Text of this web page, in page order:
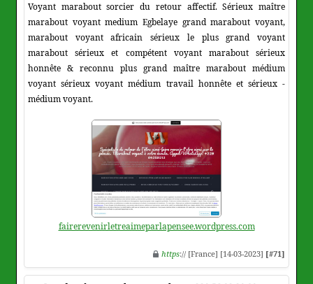
Voyant marabout sorcier du retour affectif. Sérieux maître
marabout voyant medium Egbelaye grand marabout voyant,
marabout voyant africain sérieux le plus grand voyant
marabout sérieux et compétent voyant marabout sérieux
honnête & reconnu plus grand maître marabout médium
voyant sérieux voyant médium travail honnête et sérieux -
médium voyant.
fairerevenirletreaimeparlapensee.wordpress.com
https:// [France] [14-03-2023] [#71]